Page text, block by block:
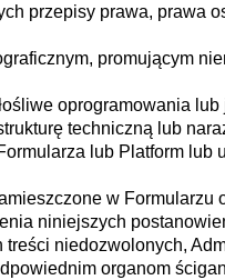
przepisy prawa, prawa
promującym
oprogramowania
techniczną lub
lub Platform
w Formularzu
niniejszych
niedozwolonych,
organom